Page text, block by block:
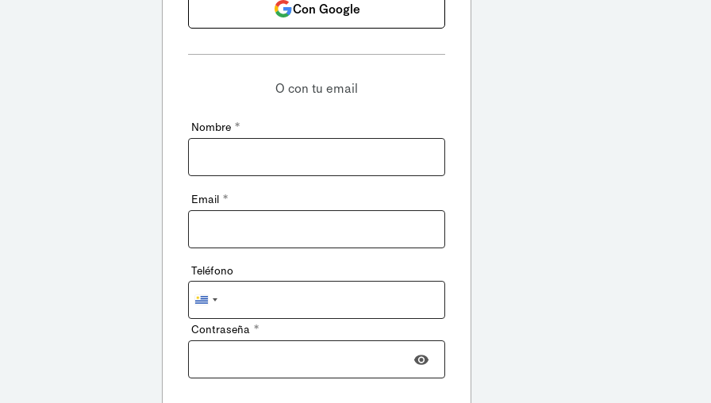
Con Google
O con tu email
Nombre *
Email *
Teléfono
Uruguay
+598
Contraseña *